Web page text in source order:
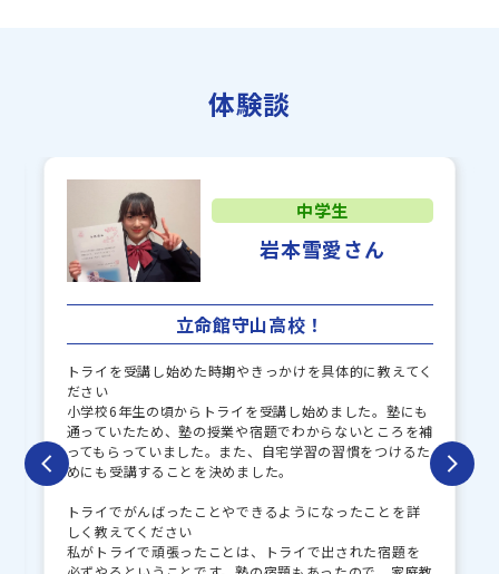
奈良学園中
啓明学院中
帝塚山学院中 西大和学園中
親和女子中 白陵中
大阪学芸中 大阪桐蔭中
桃山学院中
体験談
中学生
岩本雪愛さん
立命館守山高校！
トライを受講し始めた時期やきっかけを具体的に教えてく
ださい
小学校6年生の頃からトライを受講し始めました。塾にも
通っていたため、塾の授業や宿題でわからないところを補
ってもらっていました。また、自宅学習の習慣をつけるた
めにも受講することを決めました。
トライでがんばったことやできるようになったことを詳
しく教えてください
私がトライで頑張ったことは、トライで出された宿題を